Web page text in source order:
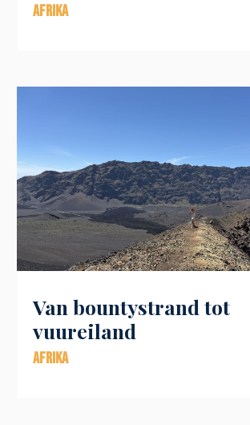
Afrika
Van bountystrand tot
vuureiland
Afrika